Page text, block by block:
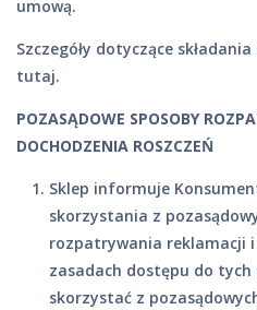
umową.
Szczegóły dotyczące
tutaj.
POZASĄDOWE SPOSOBY
DOCHODZENIA ROSZCZEŃ
Sklep informuje
skorzystania z
rozpatrywania reklamacji
zasadach dostępu do
skorzystać z